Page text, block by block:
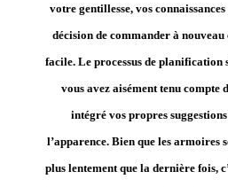
votre gentillesse, vos
décision de commander à nouveau
facile. Le processus de planification
vous avez aisément tenu compte
intégré vos propres
l’apparence. Bien que les armoires
plus lentement que la dernière fois,